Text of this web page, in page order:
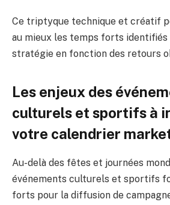
Ce triptyque technique et créatif
au mieux les temps forts
stratégie en fonction des retours
Les enjeux des
culturels et sportifs à
votre calendrier
Au-delà des fêtes et journées
événements culturels et sportifs
forts pour la diffusion de